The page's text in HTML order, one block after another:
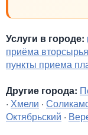
Услуги в городе:
приёма вторсырья
пункты приема
Другие города:
· Хмели ·
Октябрьский ·